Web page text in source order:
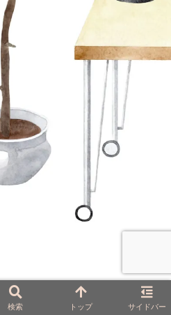
検索 トップ サイドバー